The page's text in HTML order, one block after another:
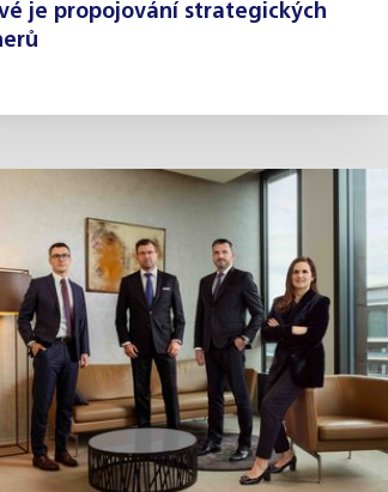
je propojování strategických